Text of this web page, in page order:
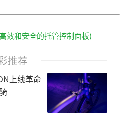
效和安全的托管控制面板)
推荐
上线革命